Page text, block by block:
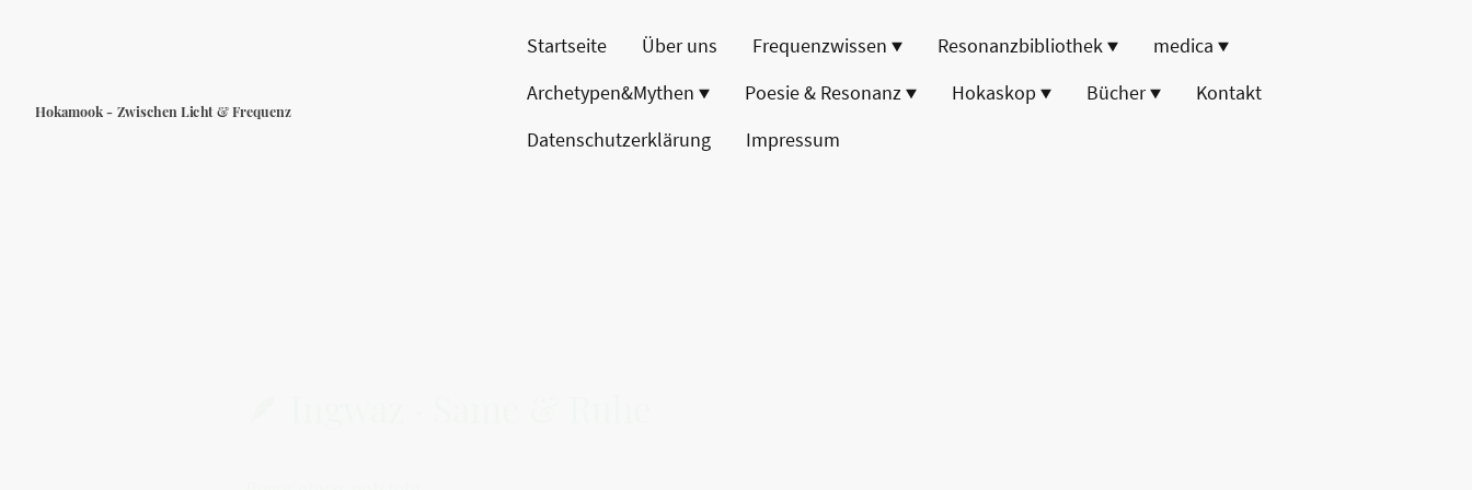
Hokamook - Zwischen Licht & Frequenz
Startseite Über uns Frequenzwissen Resonanzbibliothek
medica
Archetypen&Mythen
Poesie & Resonanz Hokaskop Bücher
Kontakt
Datenschutzerklärung
Impressum